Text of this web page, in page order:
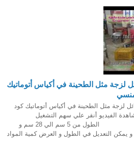
لزجة مثل الطحينة في أكياس أتوماتيك
لزجة مثل الطحينة في أكياس أتوماتيك كود
الفيديو أنقر علي سهم التشغيل
المواصفات حجم الكيس الطول من 5 سم الي 28 سم و
من 3 سم الي 14 سم و يمكن التعديل في الطول و العرض كمية المواد